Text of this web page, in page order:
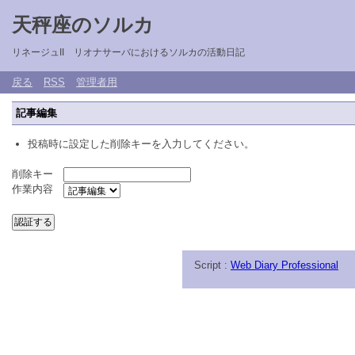
天秤座のソルカ
リネージュII リオナサーバにおけるソルカの活動日記
戻る RSS 管理者用
記事編集
投稿時に設定した削除キーを入力してください。
削除キー
作業内容
Script : Web Diary Professional